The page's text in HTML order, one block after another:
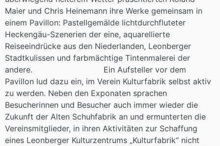
Maier und Chris Heinemann ihre Werke gemeinsam in
einem Pavillon: Pastellgemälde lichtdurchfluteter
Heckengäu-Szenerien der eine, aquarellierte
Reiseeindrücke aus den Niederlanden, Leonberger
Stadtkulissen und farbmächtige Tintenmalerei der
andere. Ein Aufsteller vor dem
Pavillon lud dazu ein, im Verein Kulturfabrik selbst aktiv
zu werden. Neben den Exponaten sprachen
Besucherinnen und Besucher auch immer wieder die
Zukunft der Alten Schuhfabrik an und ermunterten die
Vereinsmitglieder, in ihren Aktivitäten zur Schaffung
eines Leonberger Kulturzentrums „Kulturfabrik“ nicht